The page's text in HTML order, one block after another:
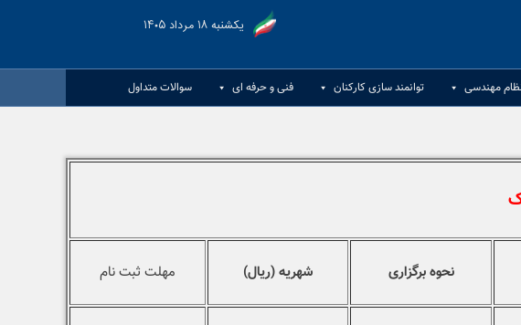
یکشنبه ۱۸ مرداد ۱۴۰۵
مهندسی توانمند سازی کارکنان فنی و حرفه ای سوالات متداول
نحوه برگزاری شهریه (ریال) مهلت ثبت نام